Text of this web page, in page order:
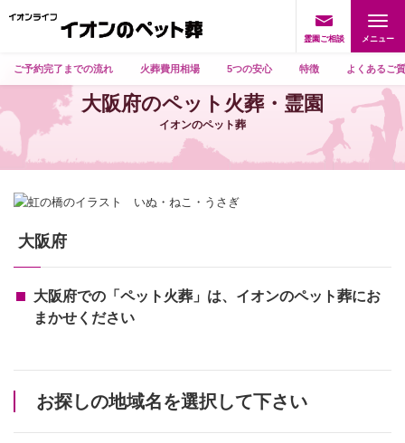
霊園ご相談
ご予約完了までの流れ 火葬費用相場 5つの安心 特徴 よくあるご
大阪府のペット火葬・霊園
イオンのペット葬
大阪府
大阪府での「ペット火葬」は、イオンのペット葬にお
まかせください
お探しの地域名を選択して下さい